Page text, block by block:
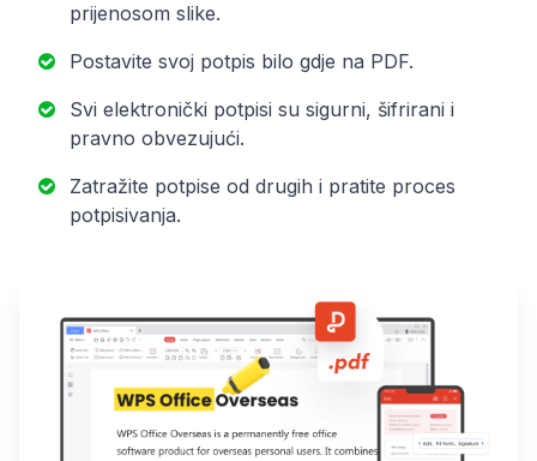
prijenosom slike.
Postavite svoj potpis bilo gdje na PDF.
Svi elektronički potpisi su sigurni, šifrirani i
pravno obvezujući.
Zatražite potpise od drugih i pratite proces
potpisivanja.